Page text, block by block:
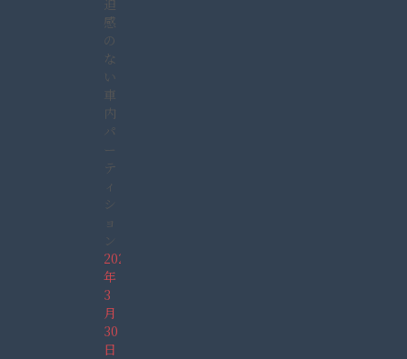
感
の
な
い
車
内
パ
ー
テ
ィ
シ
ョ
ン
2022
年
3
月
30
日